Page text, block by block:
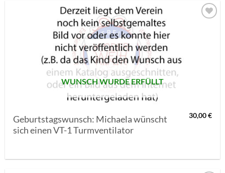
WUNSCH WURDE ERFÜLLT
Geburtstagswunsch: Michaela wünscht
sich einen VT-1 Turmventilator
30,00€